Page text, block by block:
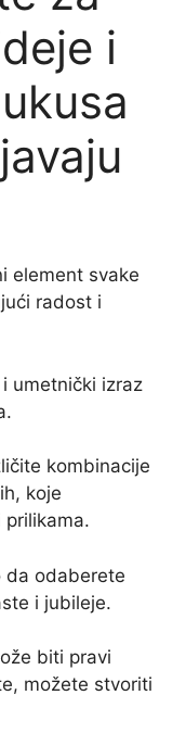
i
element svake
radost i
umetnički izraz
kombinacije
koje
prilikama.
da odaberete
i jubileje.
biti pravi
možete stvoriti